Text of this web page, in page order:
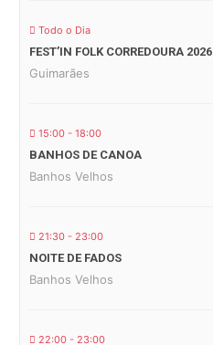
Todo o Dia
FEST’IN FOLK CORREDOURA 2026
Guimarães
15:00 - 18:00
BANHOS DE CANOA
Banhos Velhos
21:30 - 23:00
NOITE DE FADOS
Banhos Velhos
22:00 - 23:00